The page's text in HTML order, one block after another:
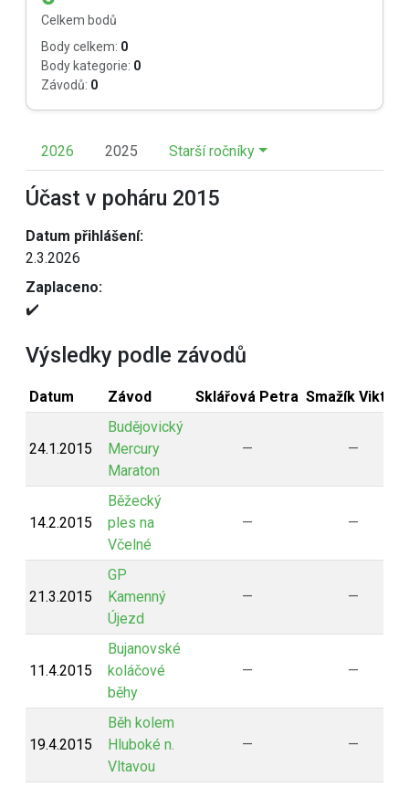
Celkem bodů
Body celkem: 0
Body kategorie: 0
Závodů: 0
2026 2025 Starší ročníky
Účast v poháru 2015
Datum přihlášení:
2.3.2026
Zaplaceno:
✔️
Výsledky podle závodů
Datum Závod Sklářová Petra Smažík Viktor
24.1.2015
Budějovický
Mercury
Maraton
— —
14.2.2015
Běžecký
ples na
Včelné
— —
21.3.2015
GP
Kamenný
Újezd
— —
11.4.2015
Bujanovské
koláčové
běhy
— —
19.4.2015
Běh kolem
Hluboké n.
Vltavou
— —